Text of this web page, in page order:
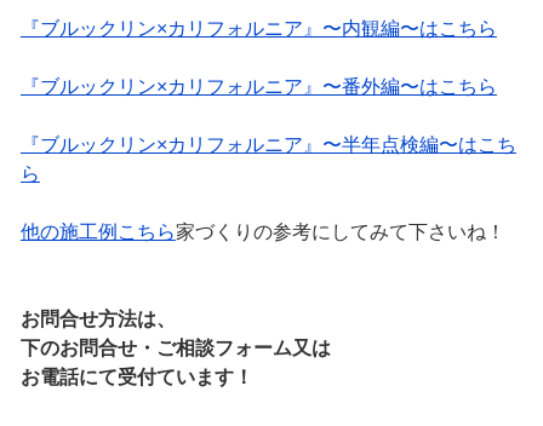
『ブルックリン×カリフォルニア』〜内観編〜はこちら
『ブルックリン×カリフォルニア』〜番外編〜はこちら
『ブルックリン×カリフォルニア』〜半年点検編〜はこち
ら
他の施工例こちら家づくりの参考にしてみて下さいね！
お問合せ方法は、
下のお問合せ・ご相談フォーム又は
お電話にて受付ています！